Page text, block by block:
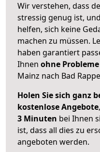
Wir verstehen, dass
stressig genug ist,
helfen, sich keine
machen zu müssen.
haben garantiert
Ihnen ohne Probleme
Mainz nach Bad
Holen Sie sich ganz
kostenlose Angebote
3 Minuten bei Ihnen
ist, dass all dies zu
angeboten werden.